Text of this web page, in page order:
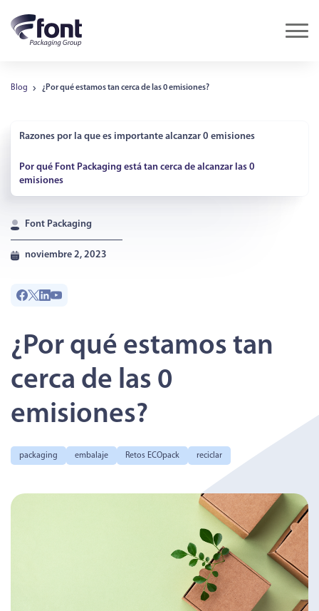
Blog ¿Por qué estamos tan cerca de las 0 emisiones?
Razones por la que es importante alcanzar 0 emisiones
Por qué Font Packaging está tan cerca de alcanzar las 0
emisiones
Font Packaging
noviembre 2, 2023
¿Por qué estamos tan
cerca de las 0
emisiones?
packaging embalaje Retos ECOpack reciclar